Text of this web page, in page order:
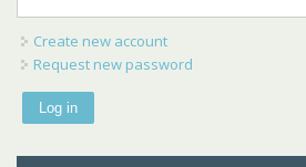
Create new account
Request new password